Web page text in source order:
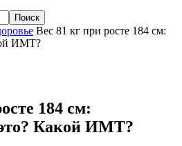
Вес 81 кг при росте 184 см:
ИМТ?
184 см:
Какой ИМТ?